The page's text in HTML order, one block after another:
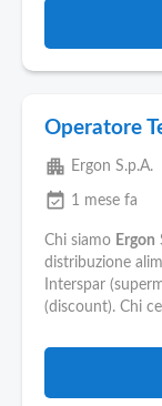
Operatore
apartment Ergon S.p.A.
event_available 1 mese fa
Chi siamo Ergon
distribuzione
Interspar
(discount). Chi